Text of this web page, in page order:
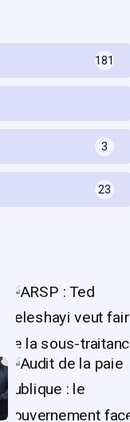
181
3
23